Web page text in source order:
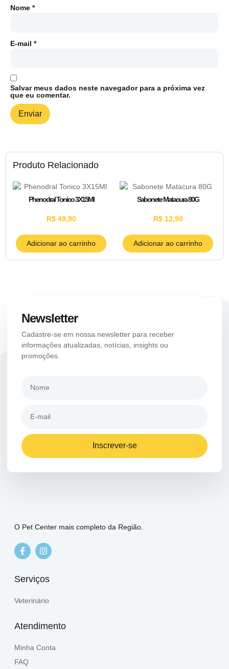
Produto Relacionado
Phenodral Tonico 3X15Ml
R$49,90
Adicionar ao carrinho
Sabonete Matacura 80G
R$12,90
Adicionar ao carrinho
Nome *
E-mail *
Salvar meus dados neste navegador para a próxima vez
que eu comentar.
Newsletter
Cadastre-se em nossa newsletter para receber
informações atualizadas, notícias, insights ou
promoções.
Inscrever-se
O Pet Center mais completo da Região.
Serviços
Veterinário
Atendimento
Minha Conta
FAQ